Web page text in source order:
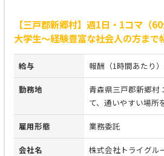
【三戸郡新郷村】週1日・1コマ（
大学生～経験豊富な社会人の方まで
給与 報酬（1時間あたり
勤務地
青森県三戸郡新郷村
て、通いやすい場所
雇用形態 業務委託
会社名 株式会社トライグル